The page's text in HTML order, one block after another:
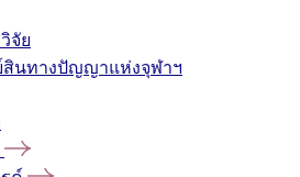
จัย
นทางปัญญาแห่งจุฬาฯ